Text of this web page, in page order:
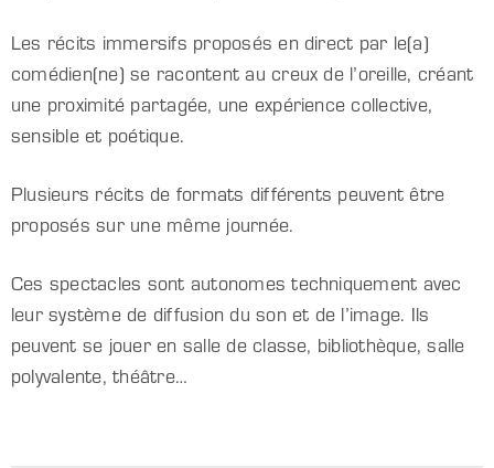
Les récits immersifs proposés en direct par le(a)
comédien(ne) se racontent au creux de l’oreille, créant
une proximité partagée, une expérience collective,
sensible et poétique.
Plusieurs récits de formats différents peuvent être
proposés sur une même journée.
Ces spectacles sont autonomes techniquement avec
leur système de diffusion du son et de l’image. Ils
peuvent se jouer en salle de classe, bibliothèque, salle
polyvalente, théâtre…